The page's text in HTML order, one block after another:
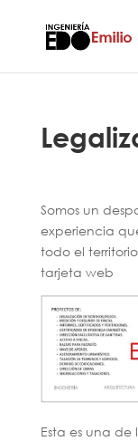
Somos un
experiencia
todo el
tarjeta web
Esta es una